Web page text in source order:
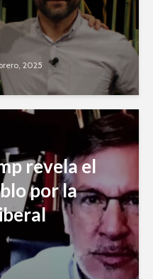
2025
revela el
por la